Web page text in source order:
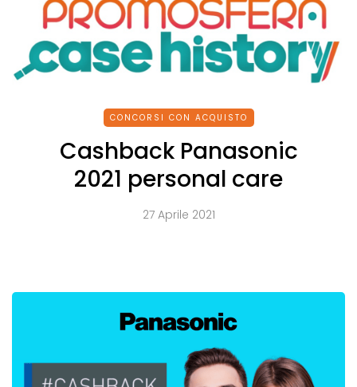
CONCORSI CON ACQUISTO
Cashback Panasonic
2021 personal care
27 Aprile 2021